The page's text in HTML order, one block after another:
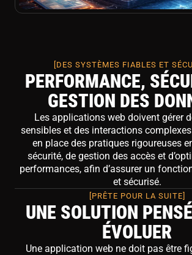
[DES SYSTÈMES FIABLES ET
PERFORMANCE,
GESTION DES
Les applications web doivent gérer
sensibles et des interactions
en place des pratiques rigoureuses
sécurité, de gestion des accès et
performances, afin d’assurer un
et sécurisé.
[PRÊTE POUR LA SUITE]
UNE SOLUTION
ÉVOLUER
Une application web ne doit pas être